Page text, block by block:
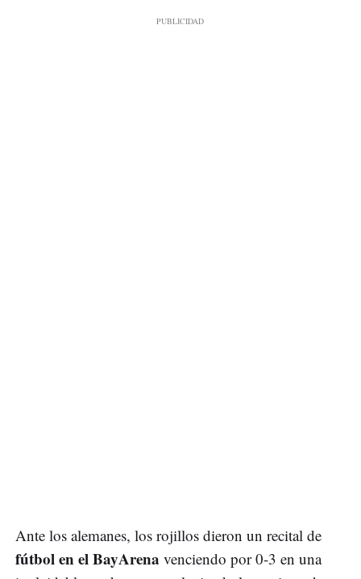
Ante los alemanes, los rojillos dieron un recital de
fútbol en el BayArena venciendo por 0-3 en una